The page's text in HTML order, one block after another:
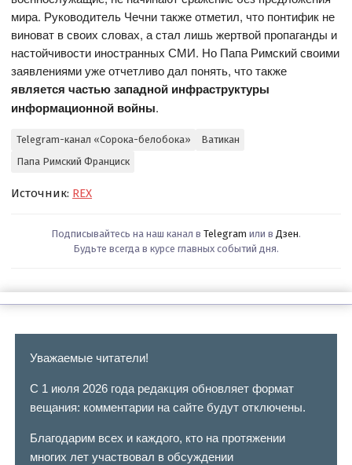
мира. Руководитель Чечни также отметил, что понтифик не
виноват в своих словах, а стал лишь жертвой пропаганды и
настойчивости иностранных СМИ. Но Папа Римский своими
заявлениями уже отчетливо дал понять, что также
является частью западной инфраструктуры
информационной войны.
Telegram-канал «Сорока-белобока»
Ватикан
Папа Римский Франциск
Источник: REX
Подписывайтесь на наш канал в Telegram или в Дзен.
Будьте всегда в курсе главных событий дня.
Уважаемые читатели!
С 1 июля 2026 года редакция обновляет формат
вещания: комментарии на сайте будут отключены.
Благодарим всех и каждого, кто на протяжении
многих лет участвовал в обсуждении